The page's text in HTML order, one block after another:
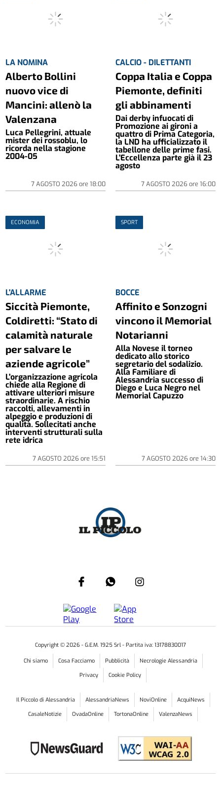
LA NOMINA
Alberto Bollini
nuovo vice di
Mancini: allenò la
Valenzana
Luca Pellegrini, attuale
mister dei rossoblu, lo
ricorda nella stagione
2004-05
7 AGOSTO 2026ore 18:00
CALCIO - DILETTANTI
Coppa Italia e Coppa
Piemonte, definiti
gli abbinamenti
Dai derby infuocati di
Promozione ai gironi a
quattro di Prima Categoria,
la LND ha ufficializzato il
tabellone delle prime fasi.
L'Eccellenza parte già il 23
agosto
7 AGOSTO 2026ore 16:00
ECONOMIA
L'ALLARME
Siccità Piemonte,
Coldiretti: “Stato di
calamità naturale
per salvare le
aziende agricole”
L'organizzazione agricola
chiede alla Regione di
attivare ulteriori misure
straordinarie. A rischio
raccolti, allevamenti in
alpeggio e produzioni di
qualità. Sollecitati anche
interventi strutturali sulla
rete idrica
7 AGOSTO 2026ore 15:51
SPORT
BOCCE
Affinito e Sonzogni
vincono il Memorial
Notarianni
Alla Novese il torneo
dedicato allo storico
segretario del sodalizio.
Alla Familiare di
Alessandria successo di
Diego e Luca Negro nel
Memorial Capuzzo
7 AGOSTO 2026ore 14:30
Copyright © 2026 - G.E.M. 1925 Srl - Partita iva: 13178830017
Chi siamo Cosa Facciamo Pubblicità
Necrologie Alessandria
Privacy
Cookie Policy
Il Piccolo di Alessandria AlessandriaNews NoviOnline
AcquiNews
CasaleNotizie
OvadaOnline TortonaOnline ValenzaNews